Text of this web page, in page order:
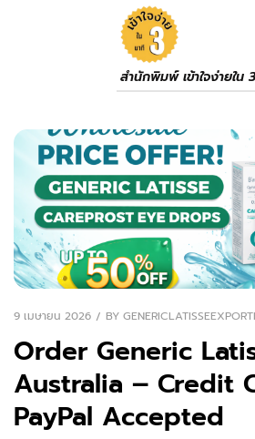
สำนักพิมพ์ เข้าใจง่ายใน
9 เมษายน 2026 BY
Order Generic
Australia – Credit
PayPal Accepted